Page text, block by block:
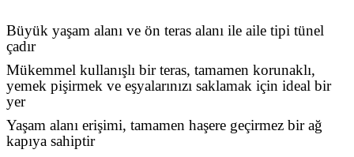
Büyük yaşam alanı ve ön teras alanı ile aile tipi tünel
çadır
Mükemmel kullanışlı bir teras, tamamen korunaklı,
yemek pişirmek ve eşyalarınızı saklamak için ideal bir
yer
Yaşam alanı erişimi, tamamen haşere geçirmez bir ağ
kapıya sahiptir